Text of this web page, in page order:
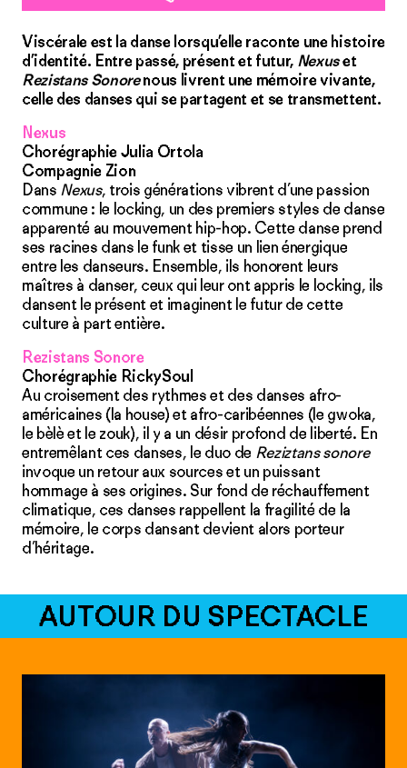
Viscérale est la danse lorsqu’elle raconte une histoire
d’identité. Entre passé, présent et futur, Nexuset
Rezistans Sonorenous livrent une mémoire vivante,
celle des danses qui se partagent et se transmettent.
Nexus
Chorégraphie Julia Ortola
Compagnie Zion
Dans Nexus, trois générations vibrent d’une passion
commune : le locking, un des premiers styles de danse
apparenté au mouvement hip-hop. Cette danse prend
ses racines dans le funk et tisse un lien énergique
entre les danseurs. Ensemble, ils honorent leurs
maîtres à danser, ceux qui leur ont appris le locking, ils
dansent le présent et imaginent le futur de cette
culture à part entière.
Rezistans Sonore
Chorégraphie RickySoul
Au croisement des rythmes et des danses afro-
américaines (la house) et afro-caribéennes (le gwoka,
le bèlè et le zouk), il y a un désir profond de liberté. En
entremêlant ces danses, le duo de Reziztans sonore
invoque un retour aux sources et un puissant
hommage à ses origines. Sur fond de réchauffement
climatique, ces danses rappellent la fragilité de la
mémoire, le corps dansant devient alors porteur
d’héritage.
AUTOUR DU SPECTACLE